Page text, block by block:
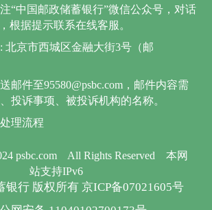
psbc.com All Rights Reserved
本网
站支持IPv6
银行 版权所有 京ICP备07021605号
“中国邮政储蓄银行”微信公众号，对话
根据提示联系在线客服。
北京市西城区金融大街3号（邮
邮件至95580@psbc.com，邮件内容需
投诉事项、被投诉机构的名称。
理流程